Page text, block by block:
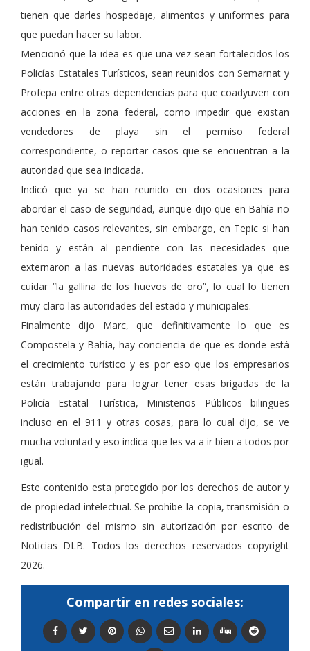
tienen que darles hospedaje, alimentos y uniformes para
que puedan hacer su labor.
Mencionó que la idea es que una vez sean fortalecidos los
Policías Estatales Turísticos, sean reunidos con Semarnat y
Profepa entre otras dependencias para que coadyuven con
acciones en la zona federal, como impedir que existan
vendedores de playa sin el permiso federal
correspondiente, o reportar casos que se encuentran a la
autoridad que sea indicada.
Indicó que ya se han reunido en dos ocasiones para
abordar el caso de seguridad, aunque dijo que en Bahía no
han tenido casos relevantes, sin embargo, en Tepic si han
tenido y están al pendiente con las necesidades que
externaron a las nuevas autoridades estatales ya que es
cuidar “la gallina de los huevos de oro”, lo cual lo tienen
muy claro las autoridades del estado y municipales.
Finalmente dijo Marc, que definitivamente lo que es
Compostela y Bahía, hay conciencia de que es donde está
el crecimiento turístico y es por eso que los empresarios
están trabajando para lograr tener esas brigadas de la
Policía Estatal Turística, Ministerios Públicos bilingües
incluso en el 911 y otras cosas, para lo cual dijo, se ve
mucha voluntad y eso indica que les va a ir bien a todos por
igual.
Este contenido esta protegido por los derechos de autor y
de propiedad intelectual. Se prohibe la copia, transmisión o
redistribución del mismo sin autorización por escrito de
Noticias DLB. Todos los derechos reservados copyright
2026.
Compartir en redes sociales: